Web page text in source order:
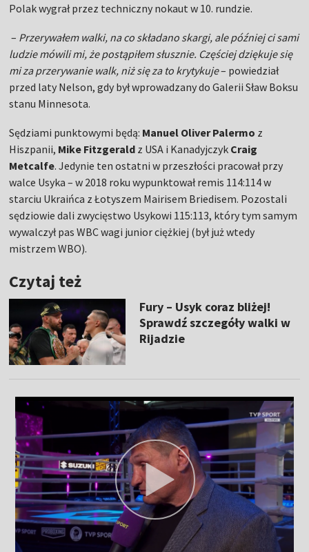
Polak wygrał przez techniczny nokaut w 10. rundzie.
– Przerywałem walki, na co składano skargi, ale później ci sami
ludzie mówili mi, że postąpiłem słusznie. Częściej dziękuje się
mi za przerywanie walk, niż się za to krytykuje– powiedział
przed laty Nelson, gdy był wprowadzany do Galerii Sław Boksu
stanu Minnesota.
Sędziami punktowymi będą: Manuel Oliver Palermo z
Hiszpanii, Mike Fitzgerald z USA i Kanadyjczyk Craig
Metcalfe. Jedynie ten ostatni w przeszłości pracował przy
walce Usyka – w 2018 roku wypunktował remis 114:114 w
starciu Ukraińca z Łotyszem Mairisem Briedisem. Pozostali
sędziowie dali zwycięstwo Usykowi 115:113, który tym samym
wywalczył pas WBC wagi junior ciężkiej (był już wtedy
mistrzem WBO).
Czytaj też
Fury – Usyk coraz bliżej!
Sprawdź szczegóły walki w
Rijadzie